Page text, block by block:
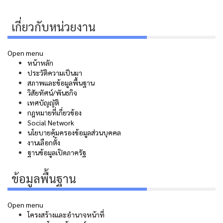
เกี่ยวกับหน่วยงาน
Open menu
หน้าหลัก
ประวัติความเป็นมา
สภาพและข้อมูลพื้นฐาน
วิสัยทัศน์/พันธกิจ
เทศบัญญัติ
กฎหมายที่เกี่ยวข้อง
Social Network
นโยบายคุ้มครองข้อมูลส่วนบุคคล
งานเลือกตั้ง
ฐานข้อมูลเปิดภาครัฐ
ข้อมูลพื้นฐาน
Open menu
โครงสร้างและอำนาจหน้าที่